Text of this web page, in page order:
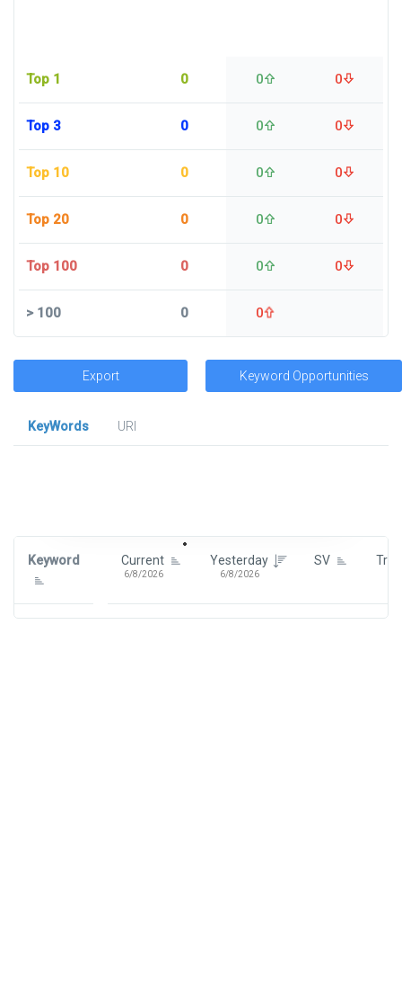
Top 1 0 0 0
Top 3 0 0 0
Top 10 0 0 0
Top 20 0 0 0
Top 100 0 0 0
>100 0 0
Export Keyword Opportunities
KeyWords
URl
Keyword Current
6/8/2026
Yesterday
6/8/2026
SV